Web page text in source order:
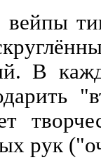
В
рук